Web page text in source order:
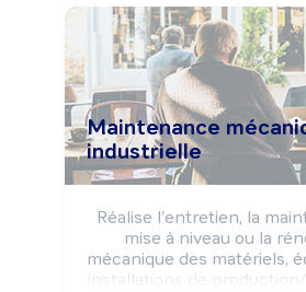
Maintenance
industrielle
Réalise l'entretien, la
mise à niveau ou la
mécanique des matériels,
installations de production/